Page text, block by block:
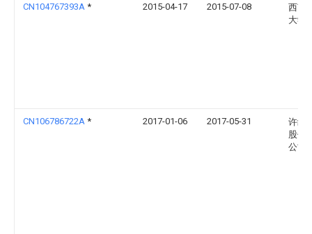
CN104767393A * 2015-04-17 2015-07-08
西南
大学
CN106786722A * 2017-01-06 2017-05-31
许继
股份
公司